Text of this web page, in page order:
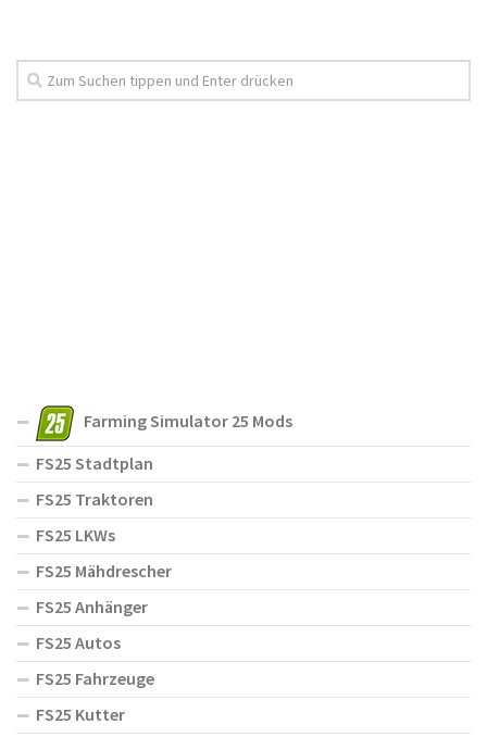
Farming Simulator 25 Mods
FS25 Stadtplan
FS25 Traktoren
FS25 LKWs
FS25 Mähdrescher
FS25 Anhänger
FS25 Autos
FS25 Fahrzeuge
FS25 Kutter